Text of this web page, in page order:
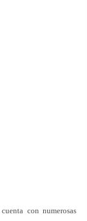
con numerosas